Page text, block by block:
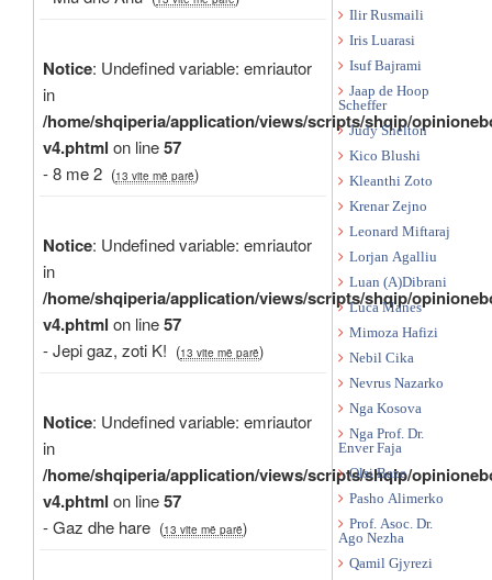
Notice: Undefined variable: emriautor
in
/home/shqiperia/application/views/scripts/shqip/
v4.phtml on line57
- 8 me 2 (13 vite më parë)
Notice: Undefined variable: emriautor
in
/home/shqiperia/application/views/scripts/shqip/
v4.phtml on line57
- Jepi gaz, zoti K! (13 vite më parë)
Notice: Undefined variable: emriautor
in
/home/shqiperia/application/views/scripts/shqip/
v4.phtml on line57
- Gaz dhe hare (13 vite më parë)
Ilir Rusmaili
Iris Luarasi
Isuf Bajrami
Jaap de Hoop
Scheffer
Judy Shelton
Kico Blushi
Kleanthi Zoto
Krenar Zejno
Leonard Miftaraj
Lorjan Agalliu
Luan (A)Dibrani
Luca Manes
Mimoza Hafizi
Nebil Cika
Nevrus Nazarko
Nga Kosova
Nga Prof. Dr.
Enver Faja
Olsi Baze
Pasho Alimerko
Prof. Asoc. Dr.
Ago Nezha
Qamil Gjyrezi